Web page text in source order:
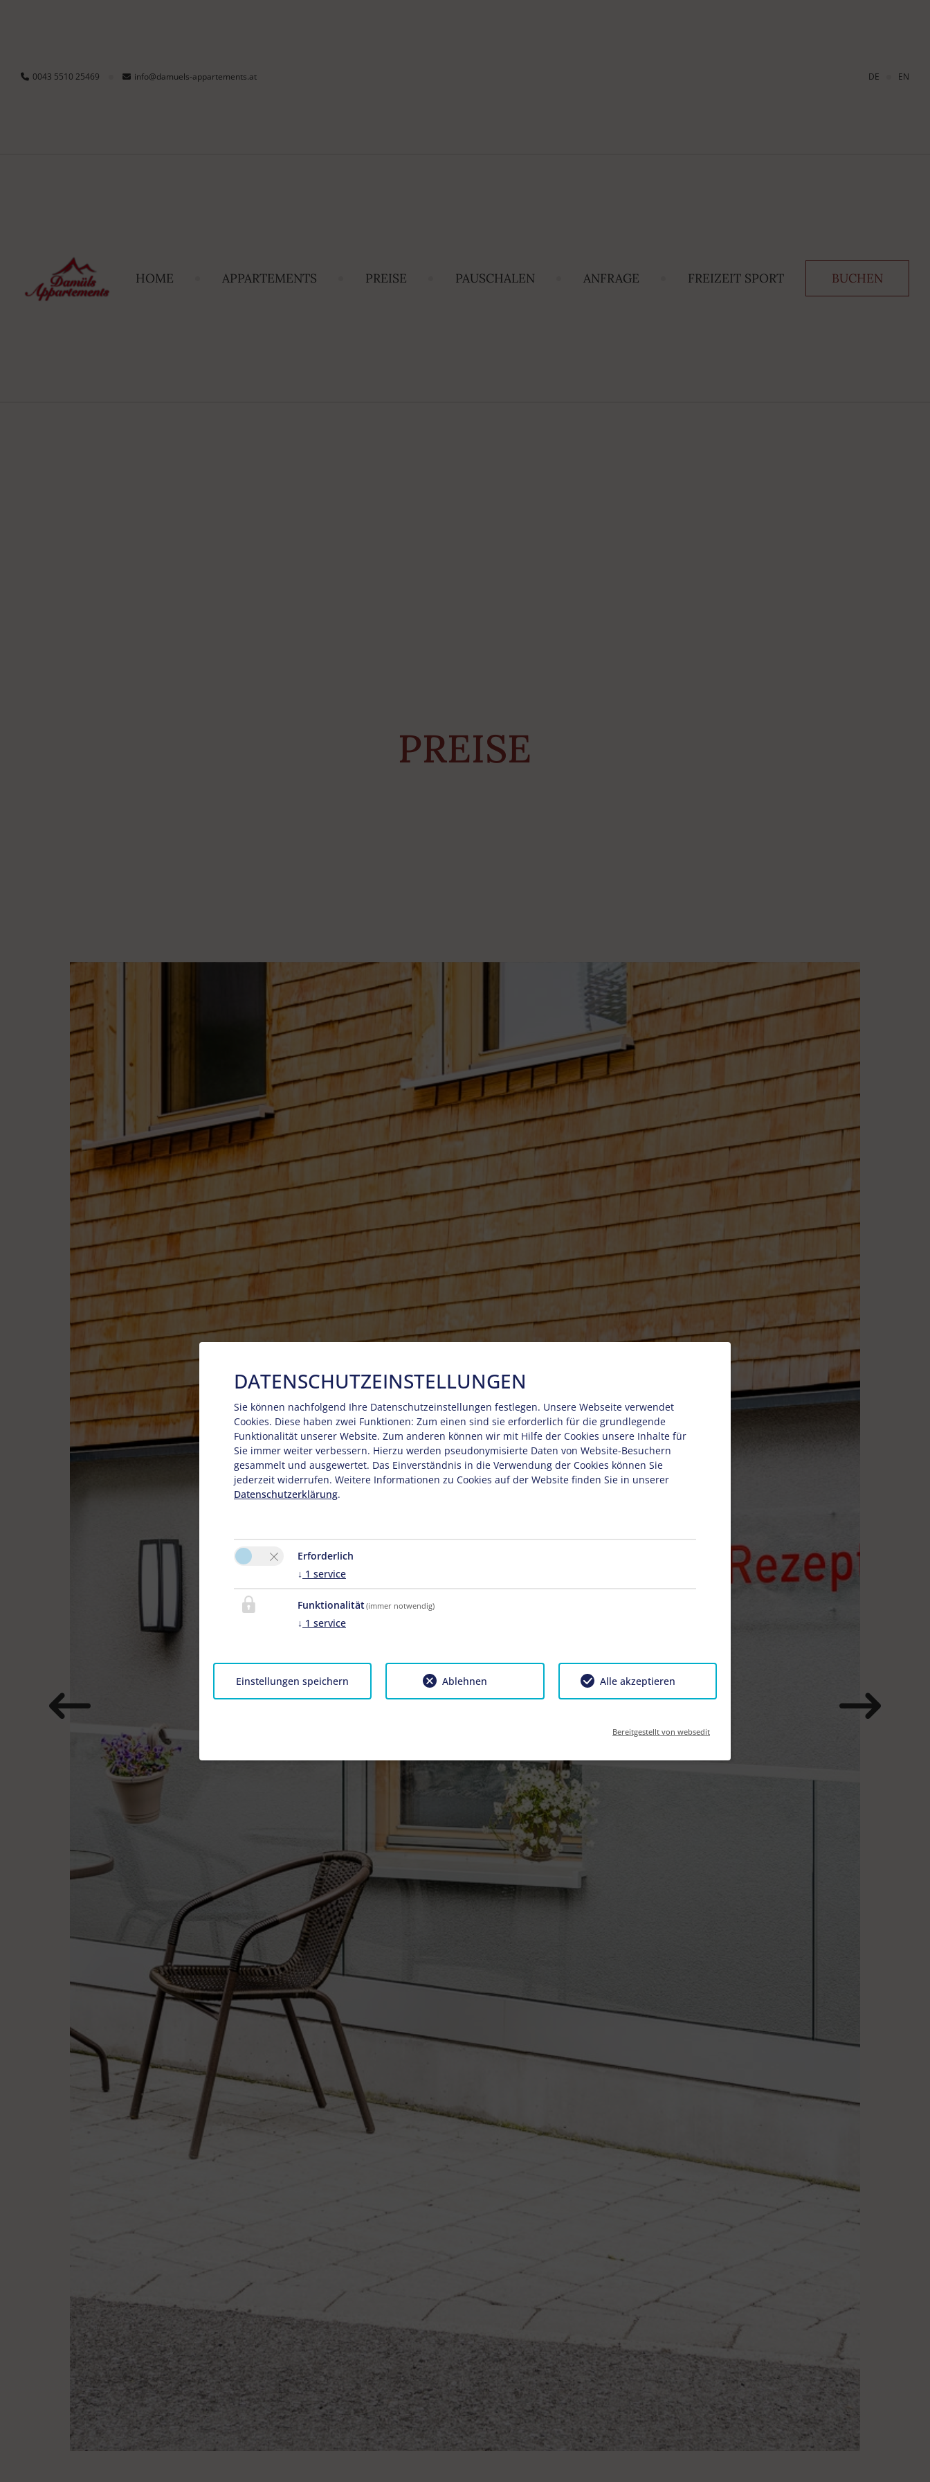
0043 5510 25469 info@damuels-appartements.at DE EN
HOME APPARTEMENTS PREISE PAUSCHALEN ANFRAGE FREIZEIT SPORT BUCHEN
PREISE
DATENSCHUTZEINSTELLUNGEN
Sie können nachfolgend Ihre Datenschutzeinstellungen festlegen. Unsere Webseite verwendet
Cookies. Diese haben zwei Funktionen: Zum einen sind sie erforderlich für die grundlegende
Funktionalität unserer Website. Zum anderen können wir mit Hilfe der Cookies unsere Inhalte für
Sie immer weiter verbessern. Hierzu werden pseudonymisierte Daten von Website-Besuchern
gesammelt und ausgewertet. Das Einverständnis in die Verwendung der Cookies können Sie
jederzeit widerrufen. Weitere Informationen zu Cookies auf der Website finden Sie in unserer
Datenschutzerklärung.
Erforderlich
↓ 1 service
Funktionalität (immer notwendig)
↓ 1 service
Ablehnen
Einstellungen speichern Alle akzeptieren
Bereitgestellt von websedit